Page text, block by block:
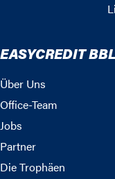
EASYCREDIT BBL
Über Uns
Office-Team
Jobs
Partner
Die Trophäen